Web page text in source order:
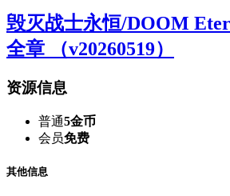
毁灭战士永恒/DOOM
全章 （v20260519）
资源信息
普通5金币
会员免费
其他信息